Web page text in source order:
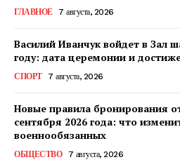
ГЛАВНОЕ 7 августа, 2026
Василий Иванчук войдет в Зал
году: дата церемонии и
СПОРТ 7 августа, 2026
Новые правила бронирования
сентября 2026 года: что
военнообязанных
ОБЩЕСТВО 7 августа, 2026